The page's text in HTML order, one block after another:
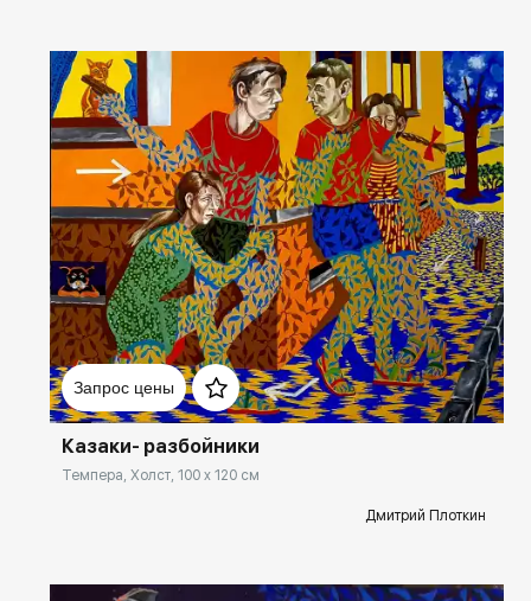
Запрос цены
Домен: rakovgallery.ru
Казаки- разбойники
Темпера, Холст, 100 x 120 см
Дмитрий Плоткин